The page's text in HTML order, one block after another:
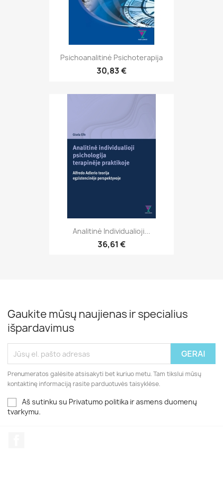
Psichoanalitinė Psichoterapija
30,83 €
Analitinė Individualioji...
36,61 €
Gaukite mūsų naujienas ir specialius
išpardavimus
Prenumeratos galėsite atsisakyti bet kuriuo metu. Tam tikslui mūsų
kontaktinę informaciją rasite parduotuvės taisyklėse.
Aš sutinku su Privatumo politika ir asmens duomenų
tvarkymu.